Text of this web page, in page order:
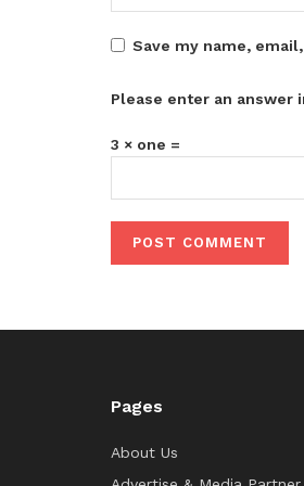
Save my name,
Please enter an answer
3 × one =
Pages
About Us